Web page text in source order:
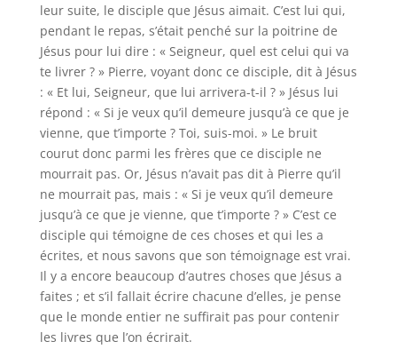
leur suite, le disciple que Jésus aimait. C’est lui qui,
pendant le repas, s’était penché sur la poitrine de
Jésus pour lui dire : « Seigneur, quel est celui qui va
te livrer ? » Pierre, voyant donc ce disciple, dit à Jésus
: « Et lui, Seigneur, que lui arrivera-t-il ? » Jésus lui
répond : « Si je veux qu’il demeure jusqu’à ce que je
vienne, que t’importe ? Toi, suis-moi. » Le bruit
courut donc parmi les frères que ce disciple ne
mourrait pas. Or, Jésus n’avait pas dit à Pierre qu’il
ne mourrait pas, mais : « Si je veux qu’il demeure
jusqu’à ce que je vienne, que t’importe ? » C’est ce
disciple qui témoigne de ces choses et qui les a
écrites, et nous savons que son témoignage est vrai.
Il y a encore beaucoup d’autres choses que Jésus a
faites ; et s’il fallait écrire chacune d’elles, je pense
que le monde entier ne suffirait pas pour contenir
les livres que l’on écrirait.